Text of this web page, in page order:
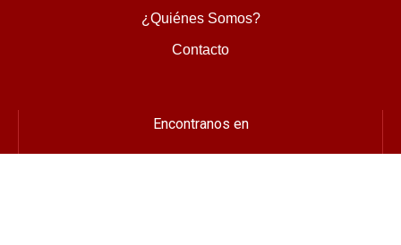
¿Quiénes Somos?
Contacto
Encontranos en